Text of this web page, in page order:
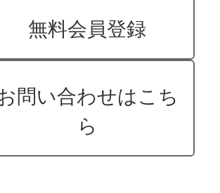
無料会員登録
問い合わせはこち
ら